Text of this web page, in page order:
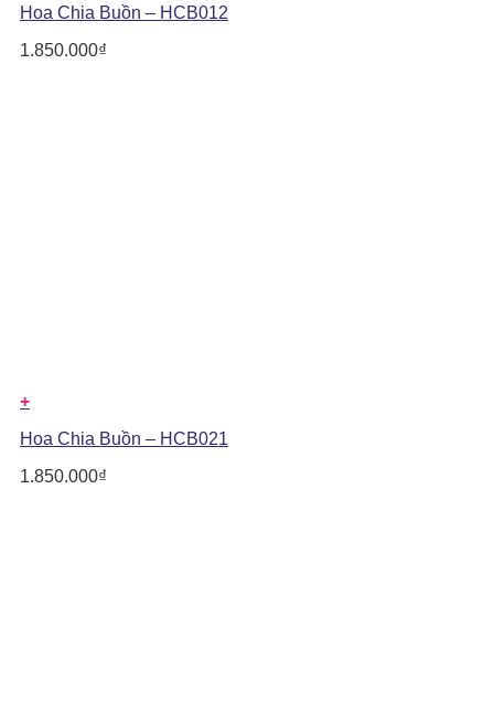
Hoa Chia Buồn – HCB012
1.850.000₫
+
Hoa Chia Buồn – HCB021
1.850.000₫